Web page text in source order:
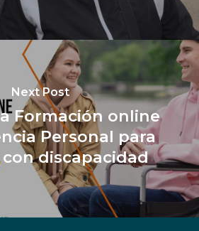
Next Post
Formación online
Personal para
discapacidad